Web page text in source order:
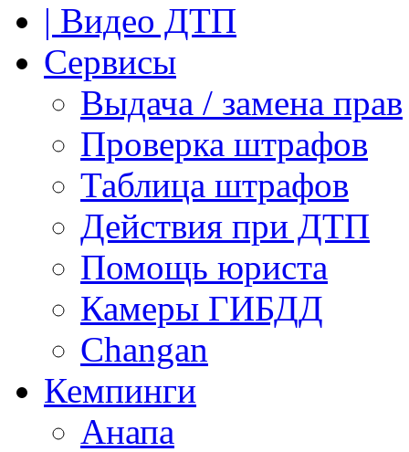
| Видео ДТП
Сервисы
Выдача / замена прав
Проверка штрафов
Таблица штрафов
Действия при ДТП
Помощь юриста
Камеры ГИБДД
Сhangan
Кемпинги
Анапа